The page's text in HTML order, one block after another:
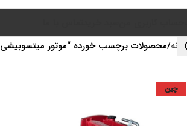
خانه محصولات برچسب خورده “موتور میتسوبیشی g9”
چین